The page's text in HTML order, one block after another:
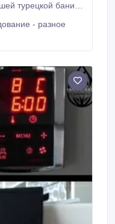
турецкой бани. В
оставить запрос
- разное